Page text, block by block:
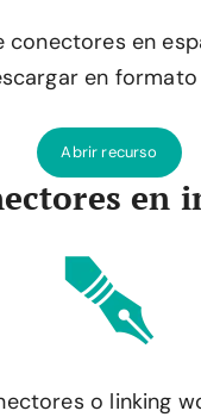
conectores en
en formato
Abrir recurso
en
o linking